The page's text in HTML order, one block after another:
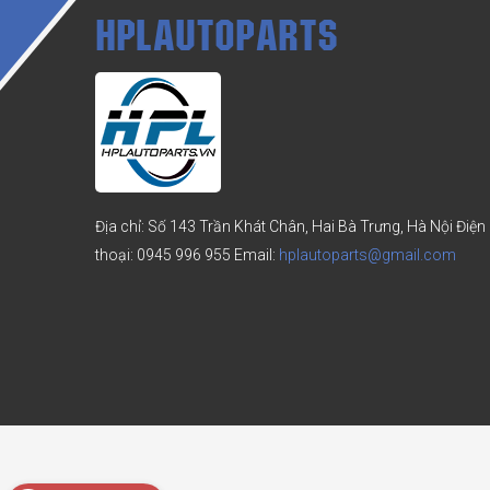
HPLAUTOPARTS
Địa chỉ: Số 143 Trần Khát Chân, Hai Bà Trưng, Hà Nội Điện
thoại: 0945 996 955 Email: hplautoparts@gmail.com